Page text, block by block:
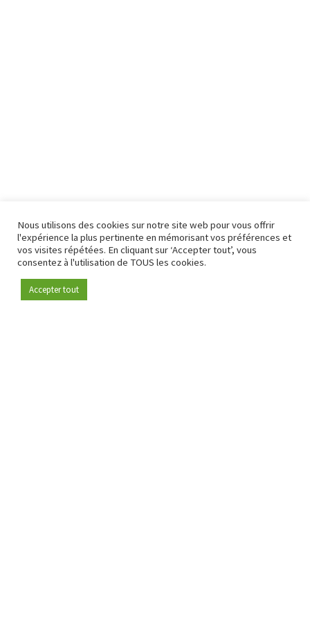
Devenez membre
Nous utilisons des cookies sur notre site web pour vous offrir
l'expérience la plus pertinente en mémorisant vos préférences et
vos visites répétées. En cliquant sur ‘Accepter tout’, vous
consentez à l'utilisation de TOUS les cookies.
Accepter tout